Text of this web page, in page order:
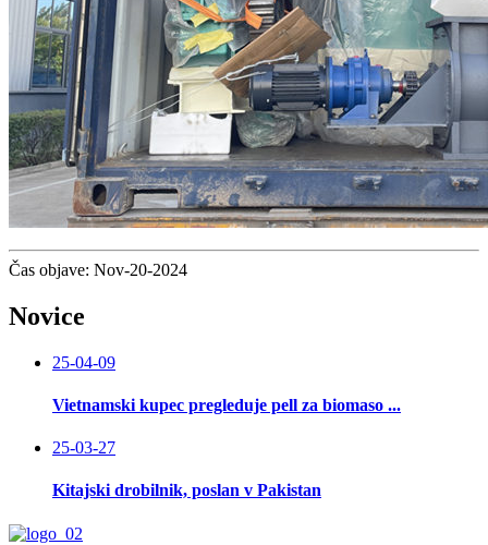
Čas objave: Nov-20-2024
Novice
25-04-09
Vietnamski kupec pregleduje pell za biomaso ...
25-03-27
Kitajski drobilnik, poslan v Pakistan